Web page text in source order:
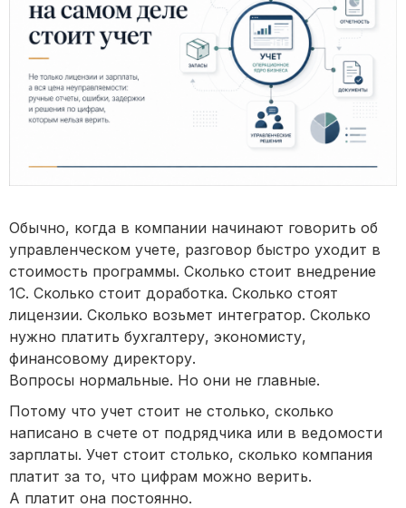
Обычно, когда в компании начинают говорить об
управленческом учете, разговор быстро уходит в
стоимость программы. Сколько стоит внедрение
1С. Сколько стоит доработка. Сколько стоят
лицензии. Сколько возьмет интегратор. Сколько
нужно платить бухгалтеру, экономисту,
финансовому директору.
Вопросы нормальные. Но они не главные.
Потому что учет стоит не столько, сколько
написано в счете от подрядчика или в ведомости
зарплаты. Учет стоит столько, сколько компания
платит за то, что цифрам можно верить.
А платит она постоянно.